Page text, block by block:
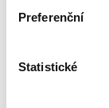
Preferenční
Statistické